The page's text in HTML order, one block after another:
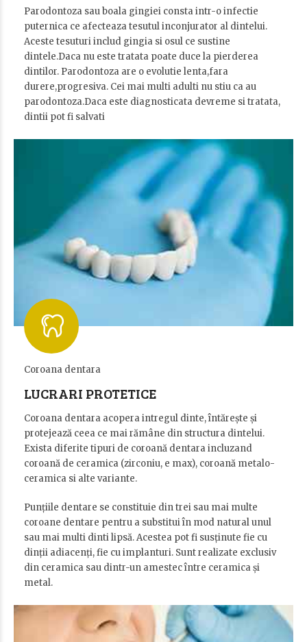
Parodontoza sau boala gingiei consta intr-o infectie
puternica ce afecteaza tesutul inconjurator al dintelui.
Aceste tesuturi includ gingia si osul ce sustine
dintele.Daca nu este tratata poate duce la pierderea
dintilor. Parodontoza are o evolutie lenta,fara
durere,progresiva. Cei mai multi adulti nu stiu ca au
parodontoza.Daca este diagnosticata devreme si tratata,
dintii pot fi salvati
Coroana dentara
LUCRARI PROTETICE
Coroana dentara acopera intregul dinte, întărește și
protejează ceea ce mai rămâne din structura dintelui.
Exista diferite tipuri de coroană dentara incluzand
coroană de ceramica (zirconiu, e max), coroană metalo-
ceramica si alte variante.
Punțiile dentare se constituie din trei sau mai multe
coroane dentare pentru a substitui în mod natural unul
sau mai multi dinti lipsă. Acestea pot fi susținute fie cu
dinții adiacenți, fie cu implanturi. Sunt realizate exclusiv
din ceramica sau dintr-un amestec între ceramica și
metal.